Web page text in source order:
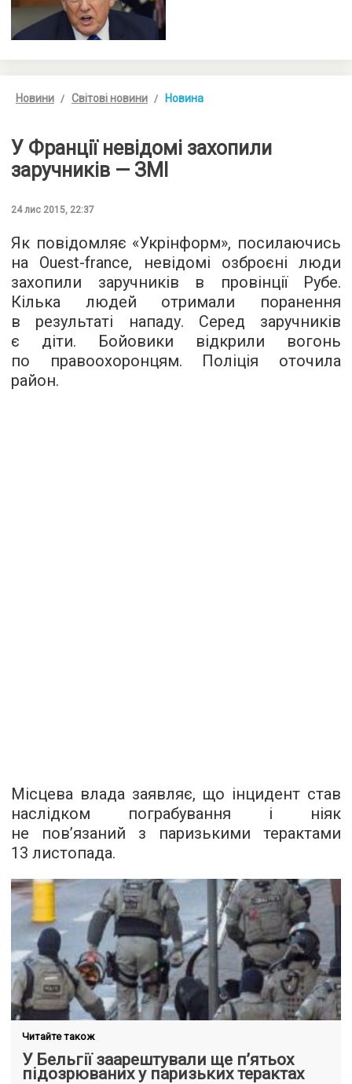
Новини Світові новини Новина
У Франції невідомі захопили
заручників — ЗМІ
24 лис 2015, 22:37
Як повідомляє «Укрінформ», посилаючись
на Оuest-france, невідомі озброєні люди
захопили заручників в провінції Рубе.
Кілька людей отримали поранення
в результаті нападу. Серед заручників
є діти. Бойовики відкрили вогонь
по правоохоронцям. Поліція оточила
район.
Місцева влада заявляє, що інцидент став
наслідком пограбування і ніяк
не пов’язаний з паризькими терактами
13 листопада.
Читайте також
У Бельгії заарештували ще п’ятьох
підозрюваних у паризьких терактах